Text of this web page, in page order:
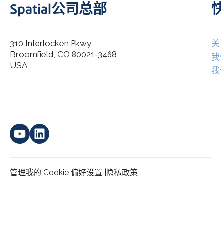
I agree to allow Spatial Corp to store and process my
Spatial公司总部
310 Interlocken Pkwy
Broomfield, CO 80021-3468
USA
管理我的 Cookie 偏好设置 | 隐私政策